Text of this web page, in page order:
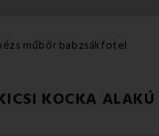
műbőr babzsákfotel
KOCKA ALAKÚ